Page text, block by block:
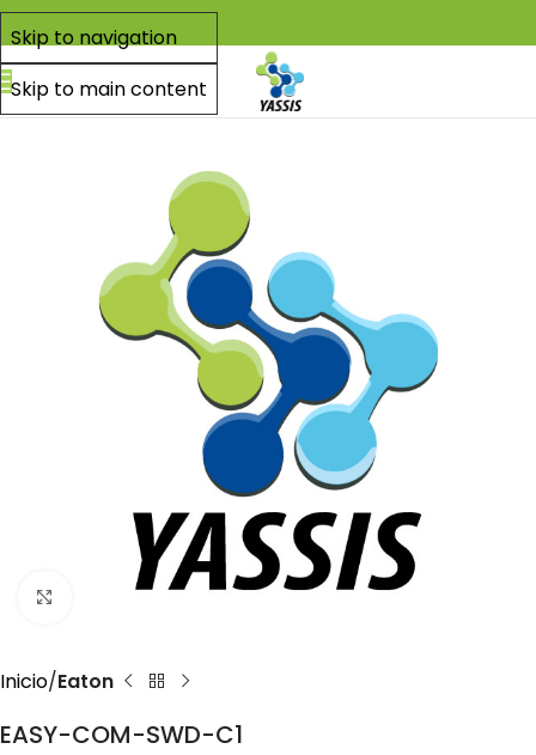
Skip to navigation
Skip to main content
Click to enlarge
Inicio Eaton
EASY-COM-SWD-C1